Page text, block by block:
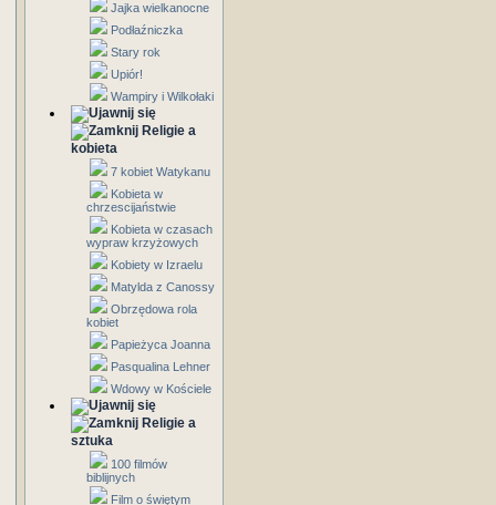
Jajka wielkanocne
Podłaźniczka
Stary rok
Upiór!
Wampiry i Wilkołaki
Religie a
kobieta
7 kobiet Watykanu
Kobieta w
chrzescijaństwie
Kobieta w czasach
wypraw krzyżowych
Kobiety w Izraelu
Matylda z Canossy
Obrzędowa rola
kobiet
Papieżyca Joanna
Pasqualina Lehner
Wdowy w Kościele
Religie a
sztuka
100 filmów
biblijnych
Film o świętym